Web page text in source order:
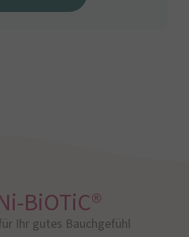
BiOTiC®
Ihr gutes Bauchgefühl​